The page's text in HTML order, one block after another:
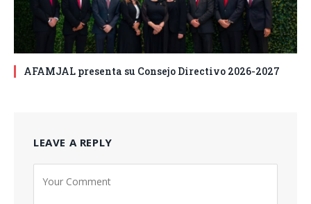
AFAMJAL presenta su Consejo Directivo 2026-2027
LEAVE A REPLY